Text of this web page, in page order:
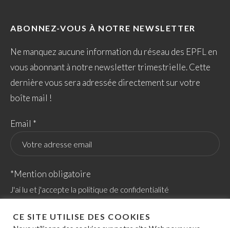
ABONNEZ-VOUS À NOTRE NEWSLETTER
Ne manquez aucune information du réseau des EPFL en
vous abonnant à notre newsletter trimestrielle. Cette
dernière vous sera adressée directement sur votre
boîte mail !
Email *
*Mention obligatoire
J'ai lu et j'accepte la politique de confidentialité
CE SITE UTILISE DES COOKIES